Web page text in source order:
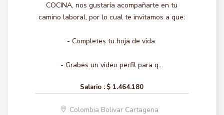
COCINA, nos gustaría acompañarte en tu
camino laboral, por lo cual te invitamos a que:
- Completes tu hoja de vida.
- Grabes un video perfil para q...
Salario : $ 1.464.180
Colombia Bolivar Cartagena